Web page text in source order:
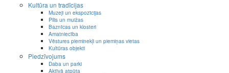
Kultūra un tradīcijas
Muzeji un ekspozīcijas
Pilis un muižas
Baznīcas un klosteri
Amatniecība
Vēstures pieminekļi un piemiņas vietas
Kultūras objekti
Piedzīvojums
Daba un parki
Aktīvā atpūta